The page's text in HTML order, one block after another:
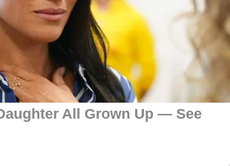
Curatare